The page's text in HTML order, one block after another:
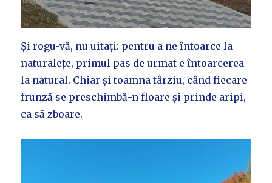
Și rogu-vă, nu uitați: pentru a ne întoarce la
naturalețe, primul pas de urmat e întoarcerea
la natural. Chiar și toamna târziu, când fiecare
frunză se preschimbă-n floare și prinde aripi,
ca să zboare.